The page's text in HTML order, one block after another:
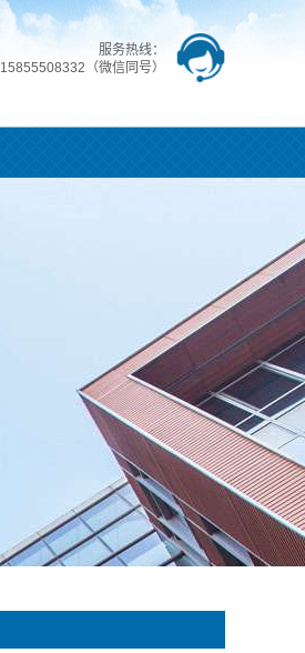
服务热线：
15855508332（微信同号）